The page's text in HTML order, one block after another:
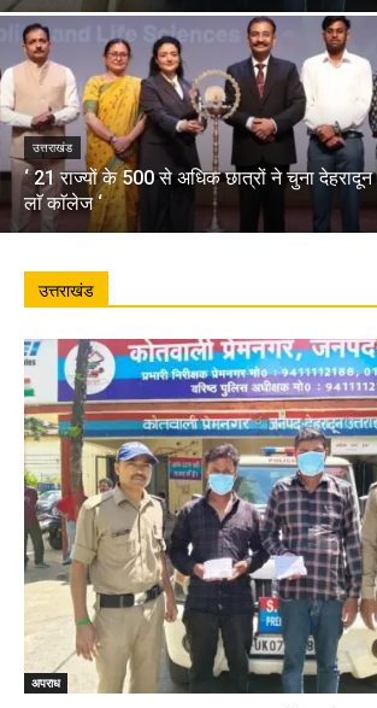
उत्तराखंड
‘ 21 राज्यों के 500 से अधिक छात्रों ने चुना देहरादून
लाॅ काॅलेज ‘
उत्तराखंड
अपराध